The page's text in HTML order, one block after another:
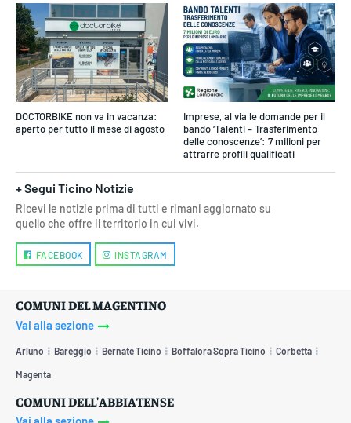
DOCTORBIKE non va in vacanza:
aperto per tutto il mese di agosto
Imprese, al via le domande per il
bando ‘Talenti – Trasferimento
delle conoscenze’: 7 milioni per
attrarre profili qualificati
+ Segui Ticino Notizie
Ricevi le notizie prima di tutti e rimani aggiornato su
quello che offre il territorio in cui vivi.
FACEBOOK INSTAGRAM
COMUNI DEL MAGENTINO
Vai alla sezione
Arluno Bareggio Bernate Ticino Boffalora Sopra Ticino Corbetta
Magenta
COMUNI DELL'ABBIATENSE